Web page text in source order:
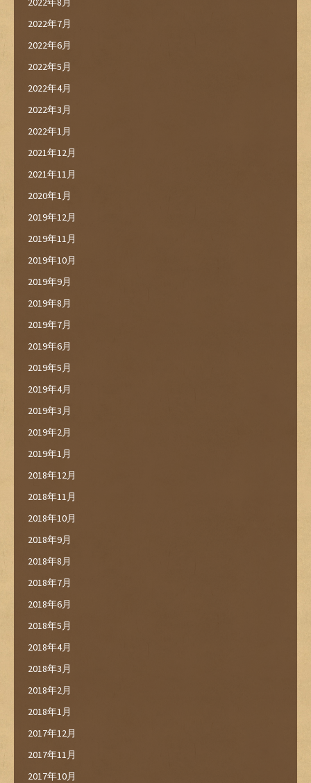
2022年7月
2022年6月
2022年5月
2022年4月
2022年3月
2022年1月
2021年12月
2021年11月
2020年1月
2019年12月
2019年11月
2019年10月
2019年9月
2019年8月
2019年7月
2019年6月
2019年5月
2019年4月
2019年3月
2019年2月
2019年1月
2018年12月
2018年11月
2018年10月
2018年9月
2018年8月
2018年7月
2018年6月
2018年5月
2018年4月
2018年3月
2018年2月
2018年1月
2017年12月
2017年11月
2017年10月